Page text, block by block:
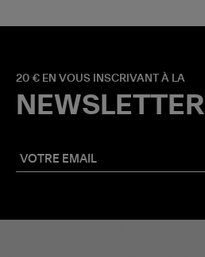
20 € EN VOUS INSCRIVANT À LA
NEWSLETTER